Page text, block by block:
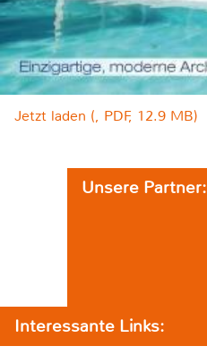
Jetzt laden (, PDF, 12.9 MB)
Unsere Partner:
Interessante Links: